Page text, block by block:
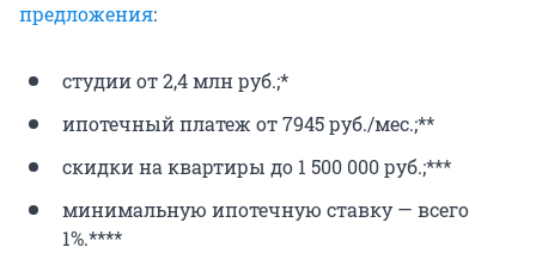
предложения:
студии от 2,4 млн руб.;*
ипотечный платеж от 7945 руб./мес.;**
скидки на квартиры до 1 500 000 руб.;***
минимальную ипотечную ставку — всего
1%.****